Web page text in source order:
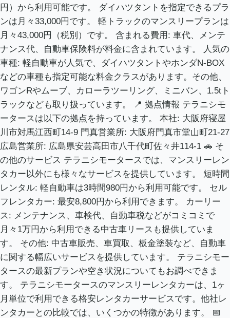
円）から利用可能です。 ダイハツタントを指定できるプラ
ンは月々33,000円です。 軽トラックのマンスリープランは
月々43,000円（税別）です。 含まれる費用: 車代、メンテ
ナンス代、自動車保険料が料金に含まれています。 人気の
車種: 軽自動車が人気で、ダイハツタントやホンダN-BOX
などの車種も指定可能な料金クラスがあります。その他、
ワゴンRやムーブ、カローラツーリング、ミニバン、1.5tト
ラックなども取り扱っています。 📍 拠点情報 テラニシモ
ータースは以下の拠点を持っています。 本社: 大阪府寝屋
川市対馬江西町14-9 門真営業所: 大阪府門真市堂山町21-27
広島営業所: 広島県安芸高田市八千代町佐々井114-1 🚗 そ
の他のサービス テラニシモータースでは、マンスリーレン
タカー以外にも様々なサービスを提供しています。 短時間
レンタル: 軽自動車は3時間980円から利用可能です。 セル
フレンタカー: 最安8,800円から利用できます。 カーリー
ス: メンテナンス、車検代、自動車税などがコミコミで
月々1万円から利用できる中古車リースも提供していま
す。 その他: 中古車販売、車買取、板金塗装など、自動車
に関する幅広いサービスを提供しています。 テラニシモー
タースの最新プランや空き状況についてもお調べできま
す。 テラニシモータースのマンスリーレンタカーは、1ヶ
月単位で利用できる格安レンタカーサービスです。他社レ
ンタカーとの比較では、いくつかの特徴があります。 📅